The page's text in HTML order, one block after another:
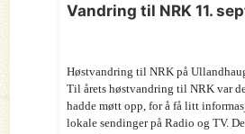
Vandring til NRK 11.
Høstvandring til NRK på
Til årets høstvandring til NRK var
hadde møtt opp, for å få litt
lokale sendinger på Radio og TV.